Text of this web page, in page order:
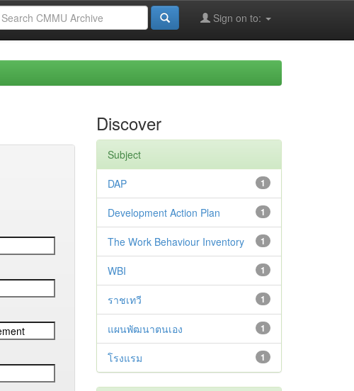
Sign on to:
Discover
Subject
1
DAP
1
Development Action Plan
1
The Work Behaviour Inventory
1
WBI
1
ราชเทวี
1
แผนพัฒนาตนเอง
1
โรงแรม